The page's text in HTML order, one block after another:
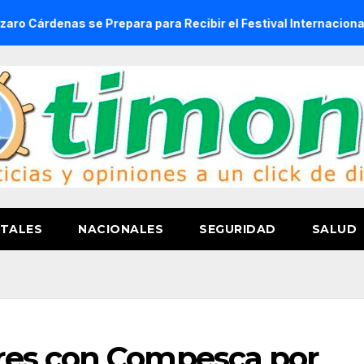
se Prepara para Recibir el Festival Internacional de la
NACIONALES SEGURIDAD SALUD